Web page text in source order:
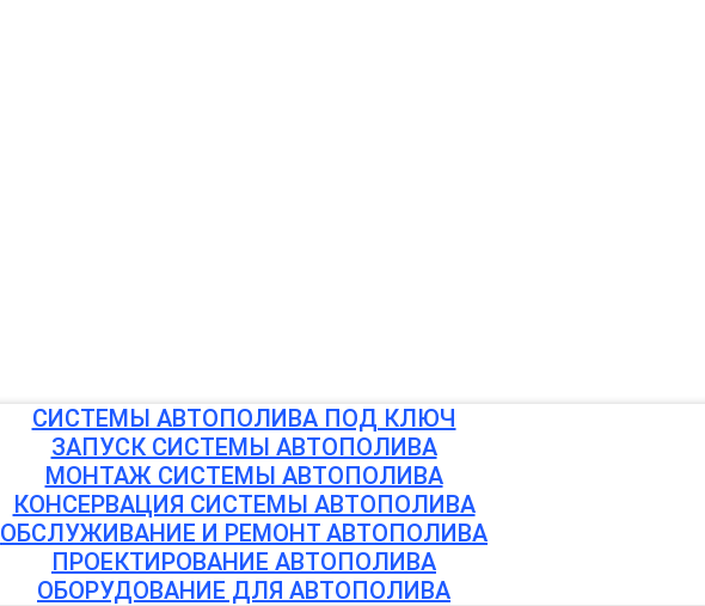
СИСТЕМЫ АВТОПОЛИВА ПОД КЛЮЧ
ЗАПУСК СИСТЕМЫ АВТОПОЛИВА
МОНТАЖ СИСТЕМЫ АВТОПОЛИВА
КОНСЕРВАЦИЯ СИСТЕМЫ АВТОПОЛИВА
ОБСЛУЖИВАНИЕ И РЕМОНТ АВТОПОЛИВА
ПРОЕКТИРОВАНИЕ АВТОПОЛИВА
ОБОРУДОВАНИЕ ДЛЯ АВТОПОЛИВА